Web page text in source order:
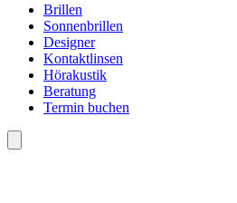
Brillen
Sonnenbrillen
Designer
Kontaktlinsen
Hörakustik
Beratung
Termin buchen